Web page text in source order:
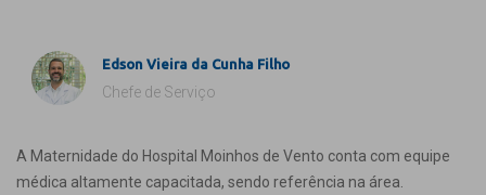
Edson Vieira da Cunha Filho
Chefe de Serviço
A Maternidade do Hospital Moinhos de Vento conta com equipe
médica altamente capacitada, sendo referência na área.